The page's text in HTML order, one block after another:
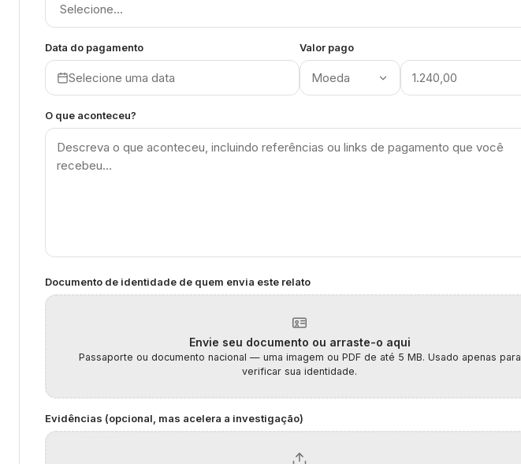
Data do pagamento
Selecione uma data
Valor pago
Moeda
O que aconteceu?
Documento de identidade de quem envia este relato
Envie seu documento ou arraste-o aqui
Passaporte ou documento nacional — uma imagem ou PDF de até 5 MB. Usado apenas para
verificar sua identidade.
Evidências (opcional, mas acelera a investigação)